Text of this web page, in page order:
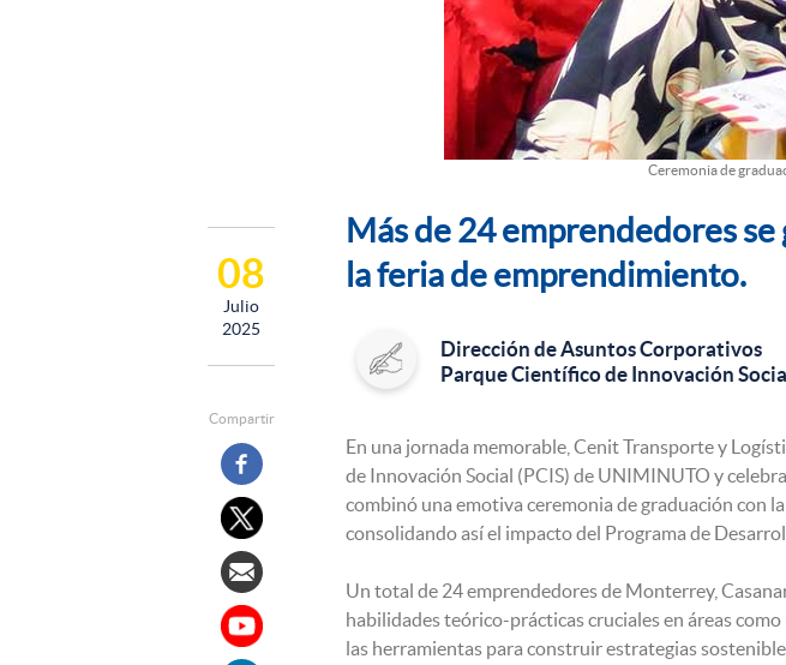
Ceremonia de
Más de 24 emprendedores
la feria de emprendimiento.
Dirección de Asuntos Corporativos
Parque Científico de Innovación
En una jornada memorable, Cenit Transporte y
de Innovación Social (PCIS) de UNIMINUTO y
combinó una emotiva ceremonia de graduación con
consolidando así el impacto del Programa de
Un total de 24 emprendedores de Monterrey,
habilidades teórico-prácticas cruciales en áreas
las herramientas para construir estrategias
08
Julio
2025
Compartir